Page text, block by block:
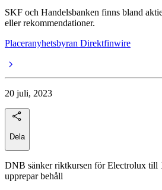
SKF och Handelsbanken finns bland
eller rekommendationer.
Placeranyhetsbyran Direktfinwire
20 juli, 2023
Dela
DNB sänker riktkursen för Electrolux till
upprepar behåll